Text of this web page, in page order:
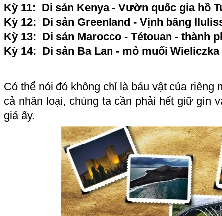
Kỳ 11: Di sản Kenya - Vườn quốc gia hồ
Kỳ 12: Di sản Greenland - Vịnh băng
Kỳ 13: Di sản Marocco - Tétouan - thành
Kỳ 14: Di sản Ba Lan - mỏ muối Wieliczka
Có thể nói đó không chỉ là báu vật của riêng
cả nhân loại, chúng ta cần phải hết giữ gìn
giá ấy.